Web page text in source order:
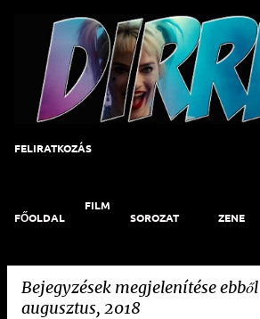
Ugrás a fő
FELIRATKOZÁS
FŐOLDAL
FILM
SOROZAT
ZENE
Bejegyzések megjelenítése
augusztus, 2018